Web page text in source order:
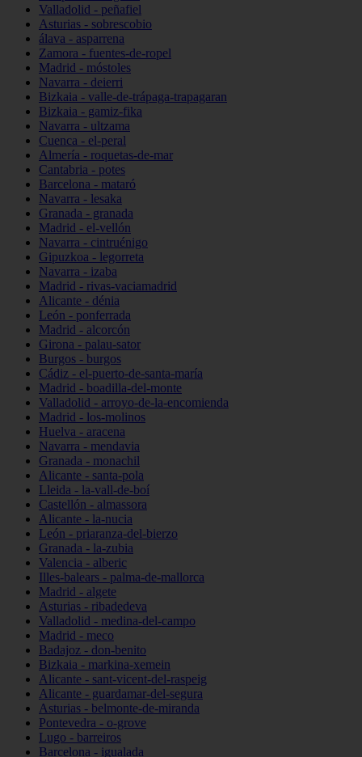
Valladolid - peñafiel
Asturias - sobrescobio
álava - asparrena
Zamora - fuentes-de-ropel
Madrid - móstoles
Navarra - deierri
Bizkaia - valle-de-trápaga-trapagaran
Bizkaia - gamiz-fika
Navarra - ultzama
Cuenca - el-peral
Almería - roquetas-de-mar
Cantabria - potes
Barcelona - mataró
Navarra - lesaka
Granada - granada
Madrid - el-vellón
Navarra - cintruénigo
Gipuzkoa - legorreta
Navarra - izaba
Madrid - rivas-vaciamadrid
Alicante - dénia
León - ponferrada
Madrid - alcorcón
Girona - palau-sator
Burgos - burgos
Cádiz - el-puerto-de-santa-maría
Madrid - boadilla-del-monte
Valladolid - arroyo-de-la-encomienda
Madrid - los-molinos
Huelva - aracena
Navarra - mendavia
Granada - monachil
Alicante - santa-pola
Lleida - la-vall-de-boí
Castellón - almassora
Alicante - la-nucia
León - priaranza-del-bierzo
Granada - la-zubia
Valencia - alberic
Illes-balears - palma-de-mallorca
Madrid - algete
Asturias - ribadedeva
Valladolid - medina-del-campo
Madrid - meco
Badajoz - don-benito
Bizkaia - markina-xemein
Alicante - sant-vicent-del-raspeig
Alicante - guardamar-del-segura
Asturias - belmonte-de-miranda
Pontevedra - o-grove
Lugo - barreiros
Barcelona - igualada